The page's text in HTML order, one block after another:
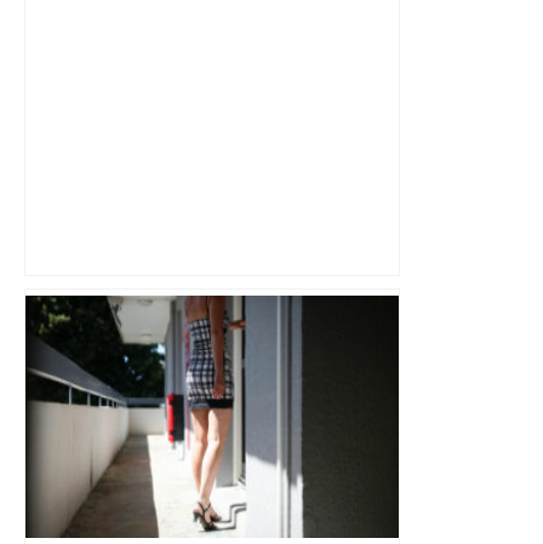
Près de Toulouse : dans cette zone
économique, un axe majeur va être
fermé en fin de soirée, voici les
déviations – Actu.fr